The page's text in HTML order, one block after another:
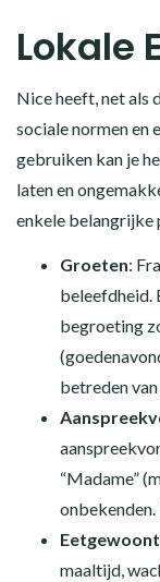
Lokale
Nice heeft, net als
sociale normen en
gebruiken kan je
laten en
enkele belangrijke
Groeten:
beleefdheid.
begroeting
betreden
“Madame”
maaltijd,